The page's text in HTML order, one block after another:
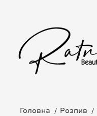
Головна Розпив